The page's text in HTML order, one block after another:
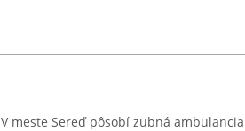
V meste Sereď pôsobí zubná